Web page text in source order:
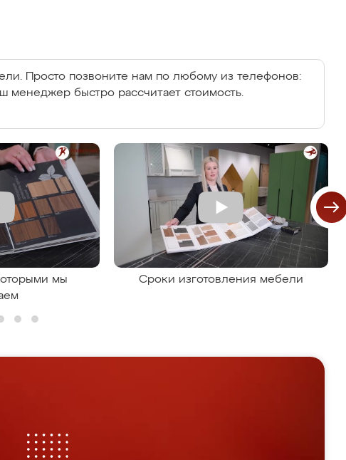
Просто позвоните нам по любому из телефонов:
менеджер быстро рассчитает стоимость.
мы
Сроки изготовления мебели